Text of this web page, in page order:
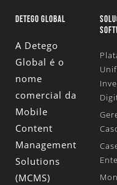
DETEGO GLOBAL
A Detego
Global é o
nome
comercial da
Mobile
Content
Management
Solutions
(MCMS)